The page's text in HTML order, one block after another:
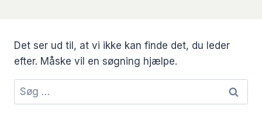
Det ser ud til, at vi ikke kan finde det, du leder
efter. Måske vil en søgning hjælpe.
Søg
efter: